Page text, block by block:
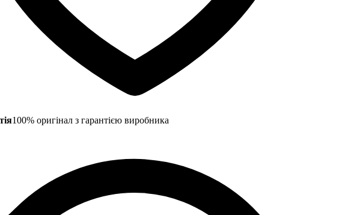
100% оригінал з гарантією виробника